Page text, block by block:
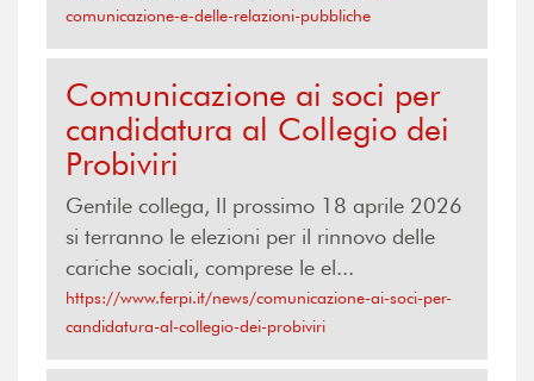
comunicazione-e-delle-relazioni-pubbliche
Comunicazione ai soci per
candidatura al Collegio dei
Probiviri
Gentile collega, Il prossimo 18 aprile 2026
si terranno le elezioni per il rinnovo delle
cariche sociali, comprese le el...
https://www.ferpi.it/news/comunicazione-ai-soci-per-
candidatura-al-collegio-dei-probiviri